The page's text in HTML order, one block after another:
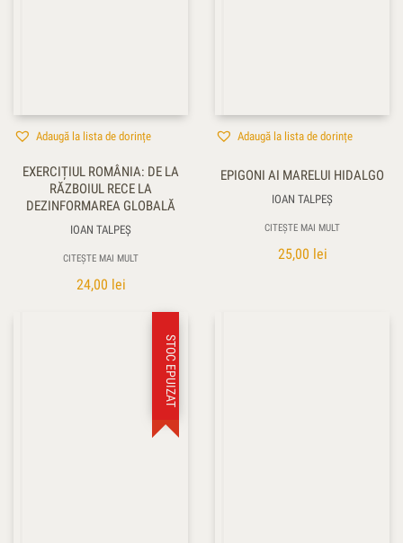
Adaugă la lista de dorințe
EXERCIȚIUL ROMÂNIA: DE LA
RĂZBOIUL RECE LA
DEZINFORMAREA GLOBALĂ
IOAN TALPEŞ
CITEȘTE MAI MULT
24,00 lei
Adaugă la lista de dorințe
EPIGONI AI MARELUI HIDALGO
IOAN TALPEŞ
CITEȘTE MAI MULT
25,00 lei
STOC EPUIZAT